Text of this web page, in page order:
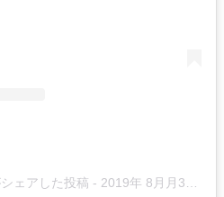
ェアした投稿 - 2019年 8月月3日午後3時44分PDT